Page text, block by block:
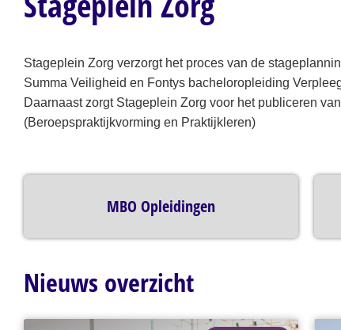
Stageplein Zorg verzorgt het proces van de
Summa Veiligheid en Fontys bacheloropleiding
Daarnaast zorgt Stageplein Zorg voor het publiceren
(Beroepspraktijkvorming en Praktijkleren)
MBO Opleidingen
Nieuws overzicht